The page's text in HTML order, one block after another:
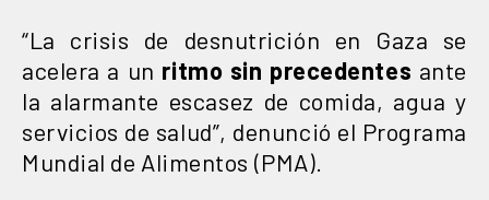
“La crisis de desnutrición en Gaza se
acelera a un ritmo sin precedentes ante
la alarmante escasez de comida, agua y
servicios de salud”, denunció el Programa
Mundial de Alimentos (PMA).